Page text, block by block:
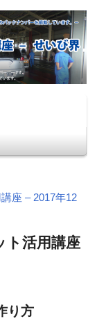
座 – 2017年12
ト活用講座
り方